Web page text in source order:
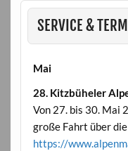
SERVICE &
Mai
28. Kitzbüheler
Von 27. bis 30. Mai
große Fahrt über
https://